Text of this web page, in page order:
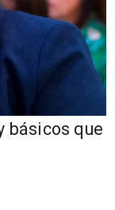
básicos que